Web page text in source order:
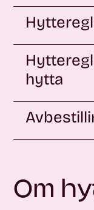
hytta
Om